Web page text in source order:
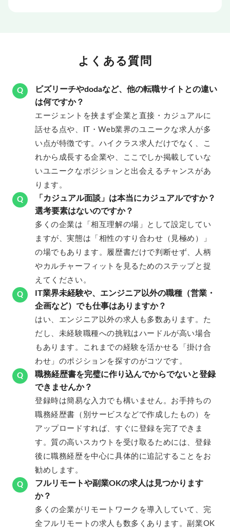
よくある質問
Q
ビズリーチやdodaなど、他の転職サイトとの違い
は何ですか？
エージェントを挟まず企業と直接・カジュアルに
話せる点や、IT・Web業界のユニークな求人が多
い点が特徴です。ハイクラス求人だけでなく、こ
れから成長する企業や、ここでしか掲載していな
いユニークなポジションと出会えるチャンスがあ
ります。
Q
「カジュアル面談」は本当にカジュアルですか？
選考要素はないのですか？
多くの企業は「相互理解の場」として設定してい
ますが、実態は「相性のすり合わせ（見極め）」
の場でもあります。履歴書だけで判断せず、人柄
やカルチャーフィットを見るためのステップと捉
えてください。
Q
IT業界未経験や、エンジニア以外の職種（営業・
企画など）でも仕事はありますか？
はい、エンジニア以外の求人も多数あります。た
だし、未経験職種への挑戦はハードルが高い場合
もあります。これまでの経験を活かせる「掛け合
わせ」のポジションを探すのがコツです。
Q
職務経歴書を完璧に作り込んでからでないと登録
できませんか？
登録時は簡易な入力でも構いません。お手持ちの
職務経歴書（別サービスなどで作成したもの）を
アップロードすれば、すぐに登録を完了できま
す。質の高いスカウトを受け取るためには、登録
後に職務経歴を中心に具体的に追記することをお
勧めします。
Q
フルリモートや副業OKの求人は見つかります
か？
多くの企業がリモートワークを導入していて、完
全フルリモートの求人も数多くあります。副業OK